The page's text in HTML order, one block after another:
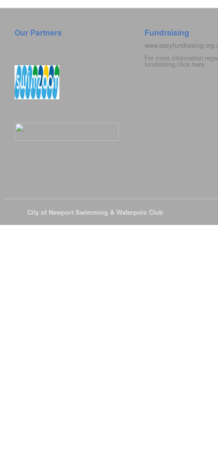
Our Partners Fundraising
For more information
fundraising click here
City of Newport Swimming & Waterpolo Club